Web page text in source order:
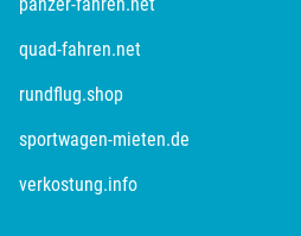
quad-fahren.net
rundflug.shop
sportwagen-mieten.de
verkostung.info
Oder-Spree
Oldenburg